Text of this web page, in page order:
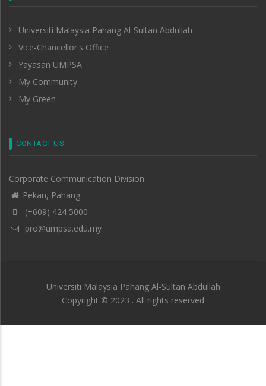
Universiti Malaysia Pahang Al-Sultan Abdullah
Vice-Chancellor's Office
Yayasan UMPSA
My Community
My Green
CONTACT US
Corporate Communication Division
Pekan, Pahang
(+609) 424 5000
pro@umpsa.edu.my
Universiti Malaysia Pahang Al-Sultan Abdullah
Copyright © 2023 . All rights reserved